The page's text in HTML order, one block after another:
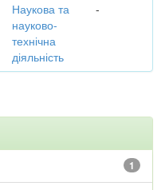
Наукова та
науково-
технічна
діяльність
-
1